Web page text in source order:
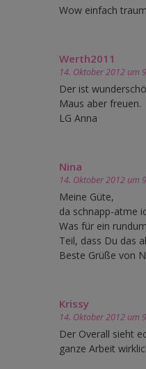
Wow einfach
Werth2011
14. Oktober 2012 um
Der ist
Maus aber freuen.
LG Anna
Nina
14. Oktober 2012 um
Meine Güte,
da schnapp-atme
Was für ein
Teil, dass Du das
Beste Grüße von
Krissy
14. Oktober 2012 um
Der Overall sieht
ganze Arbeit